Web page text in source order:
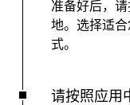
准备好后，
地。选择适
式。
请按照应用